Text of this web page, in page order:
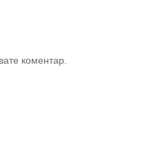
коментар.